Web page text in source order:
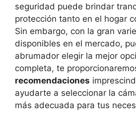
seguridad puede brindar
protección tanto en el hogar
Sin embargo, con la gran
disponibles en el mercado,
abrumador elegir la mejor
completa, te
recomendaciones
ayudarte a seleccionar la
más adecuada para tus